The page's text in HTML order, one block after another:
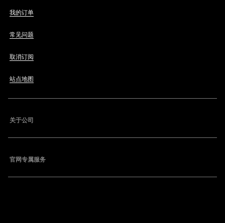
我的订单
常见问题
取消订阅
站点地图
关于公司
官网专属服务